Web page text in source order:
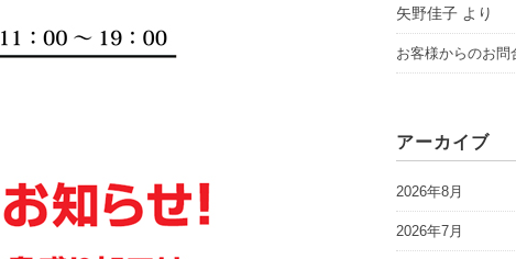
矢野佳子 より
お客様からのお問
アーカイブ
2026年8月
2026年7月